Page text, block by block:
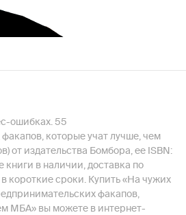
ошибках. 55
которые учат лучше, чем
от издательства Бомбора, ее ISBN:
в наличии, доставка по
короткие сроки. Купить «На чужих
факапов,
МБА» вы можете в интернет-